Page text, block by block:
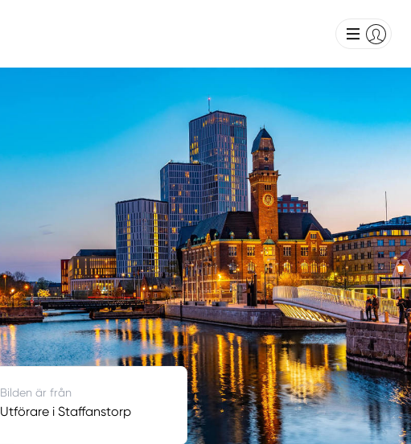
Bilden är från
Utförare i Staffanstorp